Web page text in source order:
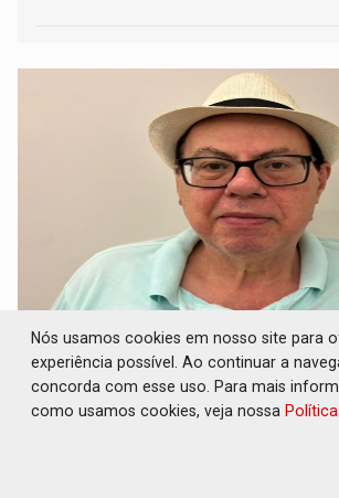
AUTONOMIA DO ABUNÃ: União
Bandeirantes e Vista Alegre
lideranças locais visando a
20 de Julho de 2026 às 08:53
Nós usamos cookies em nosso site para
experiência possível. Ao continuar a
concorda com esse uso. Para mais
como usamos cookies, veja nossa